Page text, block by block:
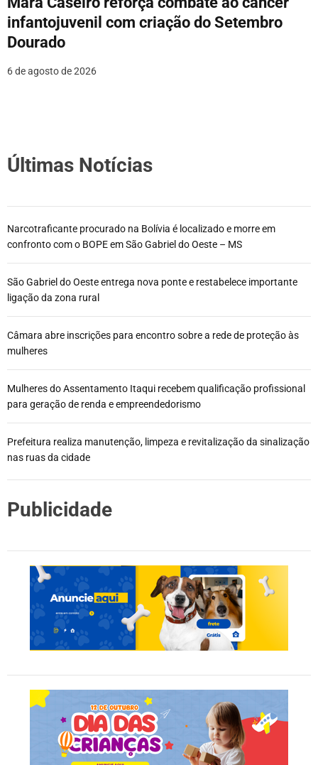
infantojuvenil com criação do Setembro
Dourado
6 de agosto de 2026
Últimas Notícias
Narcotraficante procurado na Bolívia é localizado e morre em
confronto com o BOPE em São Gabriel do Oeste – MS
São Gabriel do Oeste entrega nova ponte e restabelece importante
ligação da zona rural
Câmara abre inscrições para encontro sobre a rede de proteção às
mulheres
Mulheres do Assentamento Itaqui recebem qualificação profissional
para geração de renda e empreendedorismo
Prefeitura realiza manutenção, limpeza e revitalização da sinalização
nas ruas da cidade
Publicidade